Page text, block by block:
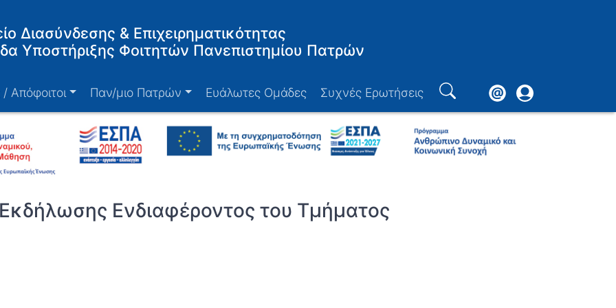
Διασύνδεσης & Επιχειρηματικότητας
Υποστήριξης Φοιτητών Πανεπιστημίου Πατρών
/ Απόφοιτοι Παν/μιο Πατρών Ευάλωτες Ομάδες Συχνές Ερωτήσεις
Search
Footer
User
account
Ενδιαφέροντος του Τμήματος